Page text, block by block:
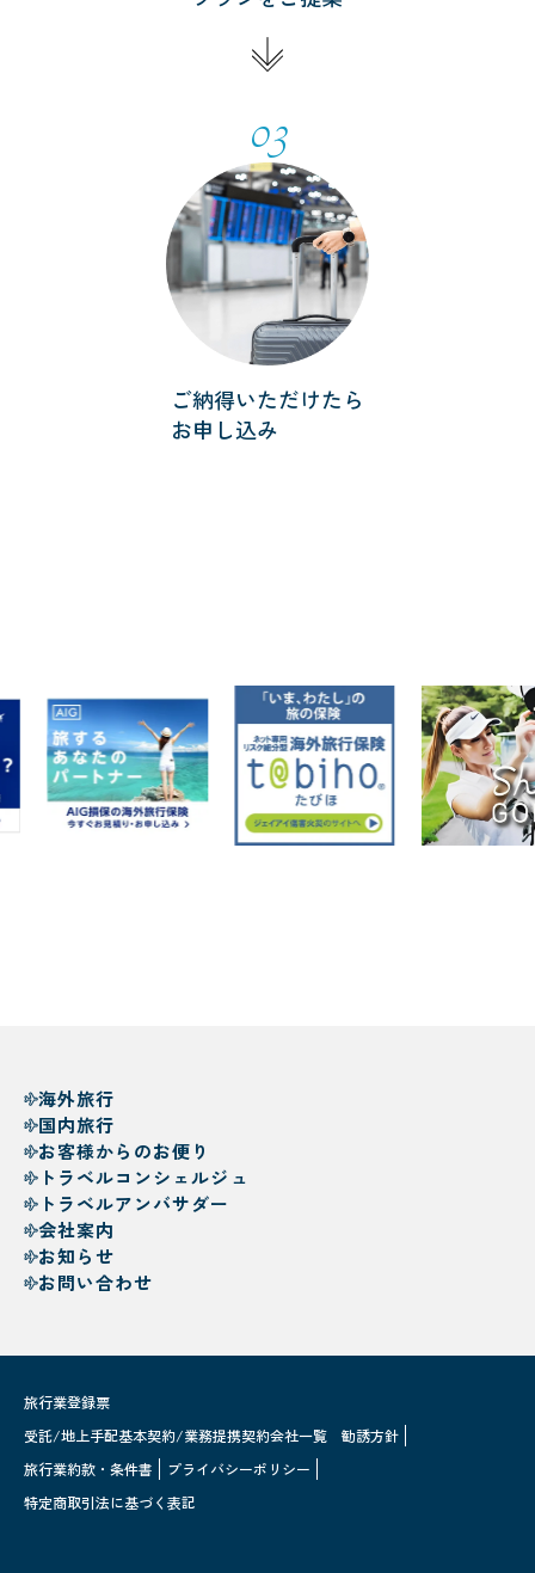
03
ご納得いただけたら
お申し込み
海外旅行
国内旅行
お客様からのお便り
トラベルコンシェルジュ
トラベルアンバサダー
会社案内
お知らせ
お問い合わせ
旅行業登録票
受託/地上手配基本契約/業務提携契約会社一覧
勧誘方針
旅行業約款・条件書
プライバシーポリシー
特定商取引法に基づく表記